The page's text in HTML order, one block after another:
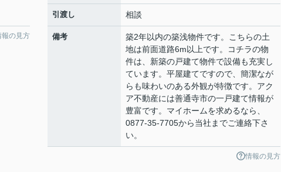
報の見方
引渡し 相談
備考
築2年以内の築浅物件です。こちらの土
地は前面道路6m以上です。コチラの物
件は、新築の戸建て物件で設備も充実し
ています。平屋建てですので、簡潔なが
らも味わいのある外観が特徴です。アク
ア不動産には善通寺市の一戸建て情報が
豊富です。マイホームを求めるなら、
0877-35-7705から当社までご連絡下さ
い。
情報の見方